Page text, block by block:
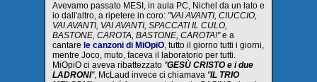
Avevamo passato MESI, in aula PC, Nichel da un lato e
io dall'altro, a ripetere in coro: "VAI AVANTI, CIUCCIO,
VAI AVANTI, VAI AVANTI, SPACCATI IL CULO,
BASTONE, CAROTA, BASTONE, CAROTA!"e a
cantare le canzoni di MiOpiO, tutto il giorno tutti i giorni,
mentre Joco, muto, faceva il laboratorio per tutti.
MiOpiO ci aveva ribattezzato "GESÙ CRISTO e i due
LADRONI", McLaud invece ci chiamava "IL TRIO